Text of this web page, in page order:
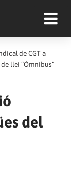
de CGT a
llei “Òmnibus”
del